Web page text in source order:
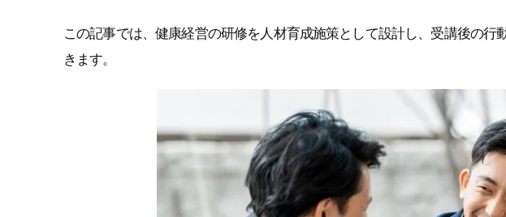
この記事では、健康経営の研修を人材育成施策として設計し、受講後の行
きます。